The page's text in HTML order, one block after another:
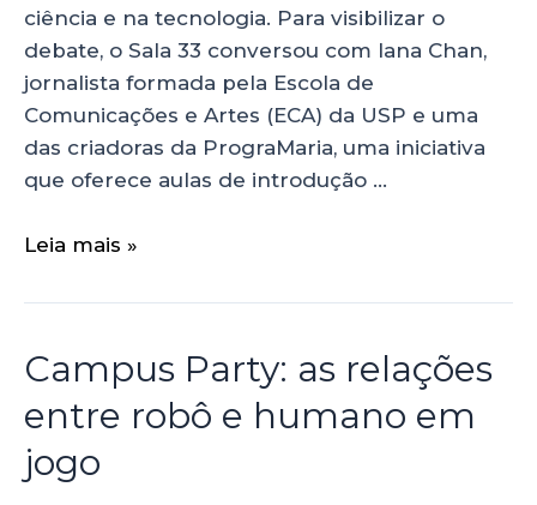
ciência e na tecnologia. Para visibilizar o
debate, o Sala 33 conversou com Iana Chan,
jornalista formada pela Escola de
Comunicações e Artes (ECA) da USP e uma
das criadoras da PrograMaria, uma iniciativa
que oferece aulas de introdução …
Leia mais »
Campus Party: as relações
entre robô e humano em
jogo